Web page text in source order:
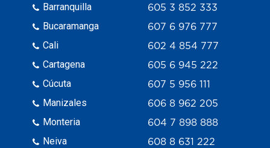
Barranquilla
Bucaramanga
Cali
Cartagena
Cúcuta
Manizales
Monteria
Neiva
605 3 852 333
607 6 976 777
602 4 854 777
605 6 945 222
607 5 956 111
606 8 962 205
604 7 898 888
608 8 631 222